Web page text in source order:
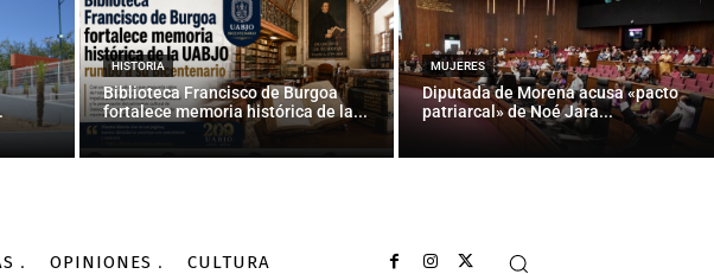
HISTORIA
Biblioteca Francisco de Burgoa
fortalece memoria histórica de la...
MUJERES
Diputada de Morena acusa «pacto
patriarcal» de Noé Jara...
OPINIONES CULTURA
2016